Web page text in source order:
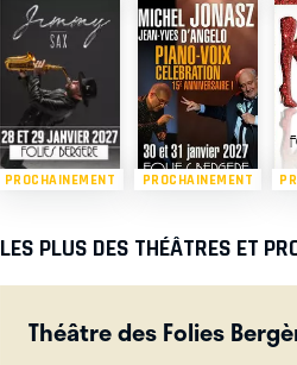
PROCHAINEMENT PROCHAINEMENT
LES PLUS DES THÉÂTRES ET
Théâtre des Folies